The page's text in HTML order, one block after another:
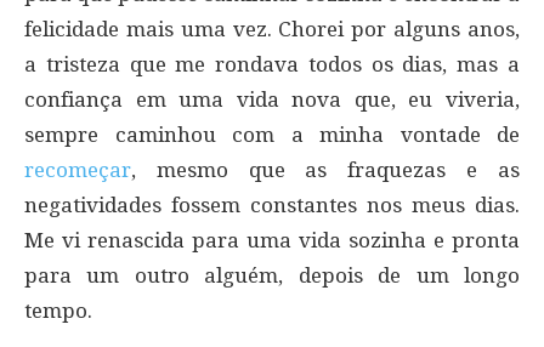
felicidade mais uma vez. Chorei por alguns anos,
a tristeza que me rondava todos os dias, mas a
confiança em uma vida nova que, eu viveria,
sempre caminhou com a minha vontade de
recomeçar, mesmo que as fraquezas e as
negatividades fossem constantes nos meus dias.
Me vi renascida para uma vida sozinha e pronta
para um outro alguém, depois de um longo
tempo.